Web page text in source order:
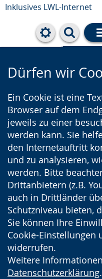
Inklusives LWL-Internet
Dürfen wir
Ein Cookie ist eine
Browser auf dem
jeweils zu einer
werden kann. Sie
den Internetauftritt
und zu analysieren,
werden. Bitte
Drittanbietern (z.B.
auch in Drittländer
Schutzniveau bieten,
Sie können Ihre
Cookie-Einstellungen
widerrufen.
Weitere
Datenschutzerklärung.